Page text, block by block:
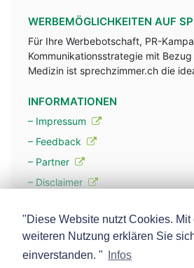
WERBEMÖGLICHKEITEN AUF
Für Ihre Werbebotschaft, PR-
Kommunikationsstrategie mit
Medizin ist sprechzimmer.ch die
INFORMATIONEN
– Impressum
– Feedback
– Partner
– Disclaimer
– Werbung
– Mehr über unsere Experten
"Diese Website nutzt Cookies. Mit
weiteren Nutzung erklären Sie
einverstanden. "
Infos